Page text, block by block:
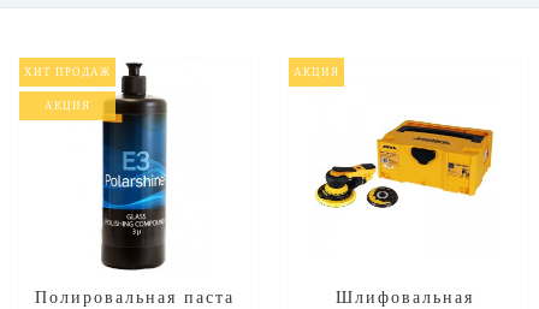
ХИТ ПРОДАЖ
АКЦИЯ
Полировальная паста
АКЦИЯ
Шлифовальная